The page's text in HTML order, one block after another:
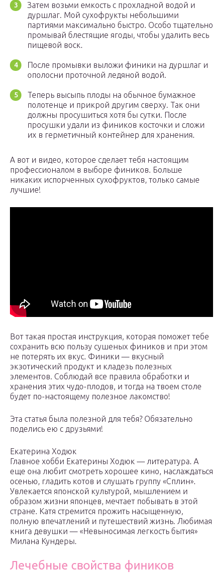
Затем возьми емкость с прохладной водой и
дуршлаг. Мой сухофрукты небольшими
партиями максимально быстро. Особо тщательно
промывай блестящие ягоды, чтобы удалить весь
пищевой воск.
После промывки выложи финики на дуршлаг и
ополосни проточной ледяной водой.
Теперь высыпь плоды на обычное бумажное
полотенце и прикрой другим сверху. Так они
должны просушиться хотя бы сутки. После
просушки удали из фиников косточки и сложи
их в герметичный контейнер для хранения.
А вот и видео, которое сделает тебя настоящим
профессионалом в выборе фиников. Больше
никаких испорченных сухофруктов, только самые
лучшие!
Вот такая простая инструкция, которая поможет тебе
сохранить всю пользу сушеных фиников и при этом
не потерять их вкус. Финики — вкусный
экзотический продукт и кладезь полезных
элементов. Соблюдай все правила обработки и
хранения этих чудо-плодов, и тогда на твоем столе
будет по-настоящему полезное лакомство!
Эта статья была полезной для тебя? Обязательно
поделись ею с друзьями!
Екатерина Ходюк
Главное хобби Екатерины Ходюк — литература. А
еще она любит смотреть хорошее кино, наслаждаться
осенью, гладить котов и слушать группу «Сплин».
Увлекается японской культурой, мышлением и
образом жизни японцев, мечтает побывать в этой
стране. Катя стремится прожить насыщенную,
полную впечатлений и путешествий жизнь. Любимая
книга девушки — «Невыносимая легкость бытия»
Милана Кундеры.
Лечебные свойства фиников